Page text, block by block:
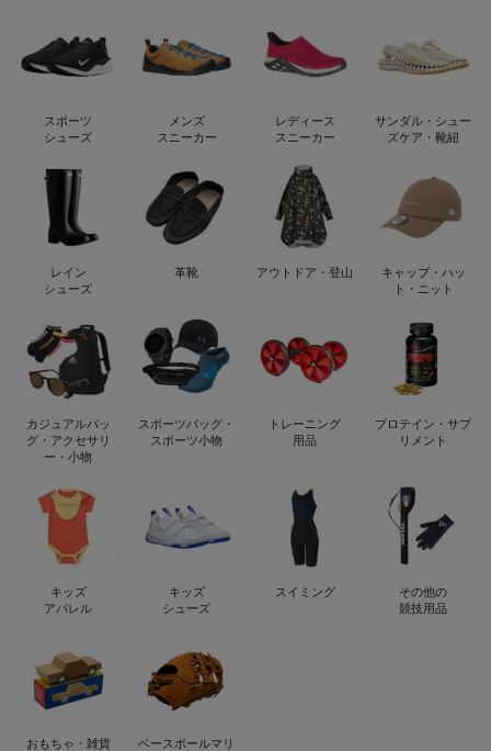
スポーツ
シューズ
メンズ
スニーカー
レディース
スニーカー
サンダル・シュー
ズケア・靴紐
レイン
シューズ
革靴 アウトドア・登山
キャップ・ハッ
ト・ニット
カジュアルバッ
グ・アクセサリ
ー・小物
スポーツバッグ・
スポーツ小物
トレーニング
用品
プロテイン・サプ
リメント
キッズ
アパレル
キッズ
シューズ
スイミング
その他の
競技用品
おもちゃ・雑貨
ベースボールマリ